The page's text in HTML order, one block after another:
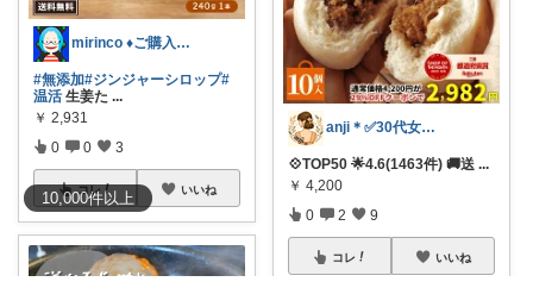
10,000件以上
mirinco ♦ご購入感謝いたします
#無添加#ジンジャーシロップ#
温活 生姜た ...
￥ 2,931
0 0 3
コレ いいね
anji＊✅30代女性売上ランキング🏆
💠TOP50 🌟4.6(1463件) 🚚送 ...
￥ 4,200
0 2 9
コレ いいね